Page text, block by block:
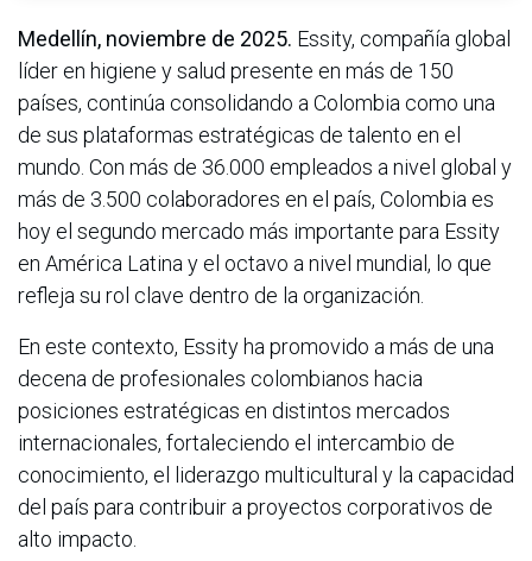
Medellín, noviembre de 2025. Essity, compañía global
líder en higiene y salud presente en más de 150
países, continúa consolidando a Colombia como una
de sus plataformas estratégicas de talento en el
mundo. Con más de 36.000 empleados a nivel global y
más de 3.500 colaboradores en el país, Colombia es
hoy el segundo mercado más importante para Essity
en América Latina y el octavo a nivel mundial, lo que
refleja su rol clave dentro de la organización.
En este contexto, Essity ha promovido a más de una
decena de profesionales colombianos hacia
posiciones estratégicas en distintos mercados
internacionales, fortaleciendo el intercambio de
conocimiento, el liderazgo multicultural y la capacidad
del país para contribuir a proyectos corporativos de
alto impacto.